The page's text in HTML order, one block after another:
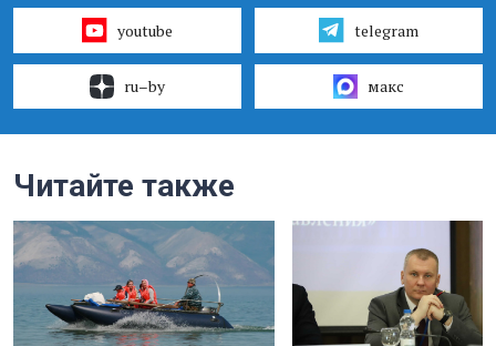
youtube telegram
ru–by макс
Читайте также